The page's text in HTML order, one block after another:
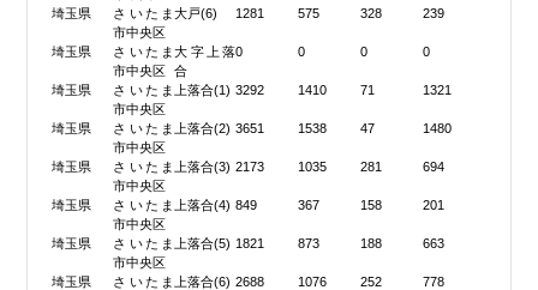
埼玉県
さいたま
市中央区
大戸(6) 1281 575 328 239
埼玉県
さいたま
市中央区
大字上落
合
0 0 0 0
埼玉県
さいたま
市中央区
上落合(1) 3292 1410 71 1321
埼玉県
さいたま
市中央区
上落合(2) 3651 1538 47 1480
埼玉県
さいたま
市中央区
上落合(3) 2173 1035 281 694
埼玉県
さいたま
市中央区
上落合(4) 849 367 158 201
埼玉県
さいたま
市中央区
上落合(5) 1821 873 188 663
埼玉県
さいたま 上落合(6) 2688 1076 252 778